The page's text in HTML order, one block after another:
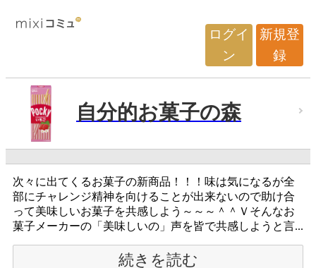
ログイ
ン
新規登
録
自分的お菓子の森
次々に出てくるお菓子の新商品！！！味は気になるが全
部にチャレンジ精神を向けることが出来ないので助け合
って美味しいお菓子を共感しよう～～～＾＾Ｖそんなお
菓子メーカーの「美味しいの」声を皆で共感しようと言...
続きを読む